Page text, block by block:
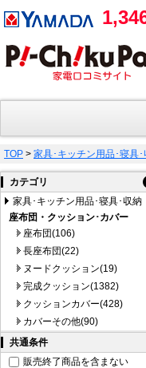
TOP > 家具･キッチン用品･寝具･
カテゴリ
家具･キッチン用品･寝具･収納
座布団・クッション･カバー
座布団(106)
長座布団(22)
ヌードクッション(19)
完成クッション(1382)
クッションカバー(428)
カバーその他(90)
共通条件
販売終了商品を含まない